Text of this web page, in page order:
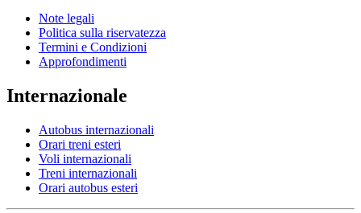
Note legali
Politica sulla riservatezza
Termini e Condizioni
Approfondimenti
Internazionale
Autobus internazionali
Orari treni esteri
Voli internazionali
Treni internazionali
Orari autobus esteri